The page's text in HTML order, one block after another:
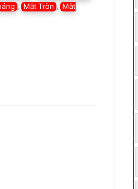
, Mặt Tròn , Mặt